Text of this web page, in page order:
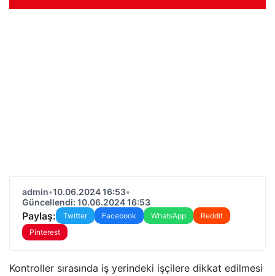
admin•10.06.2024 16:53•
Güncellendi: 10.06.2024 16:53
Paylaş: Twitter Facebook WhatsApp
Reddit
Pinterest
Kontroller sırasında iş yerindeki işçilere dikkat edilmesi